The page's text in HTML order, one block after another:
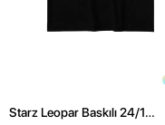
Starz Leopar Baskılı 24/1